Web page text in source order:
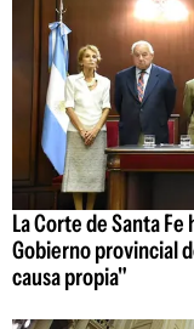
La Corte de Santa
Gobierno provincial
causa propia"